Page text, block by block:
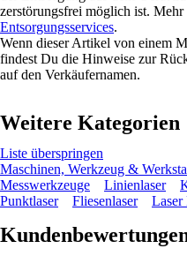
zerstörungsfrei möglich ist.
Entsorgungsservices.
Wenn dieser Artikel von einem
findest Du die Hinweise zur
auf den Verkäufernamen.
Weitere Kategorien
Liste überspringen
Maschinen, Werkzeug &
Messwerkzeuge
Linienlaser
Punktlaser
Fliesenlaser Laser